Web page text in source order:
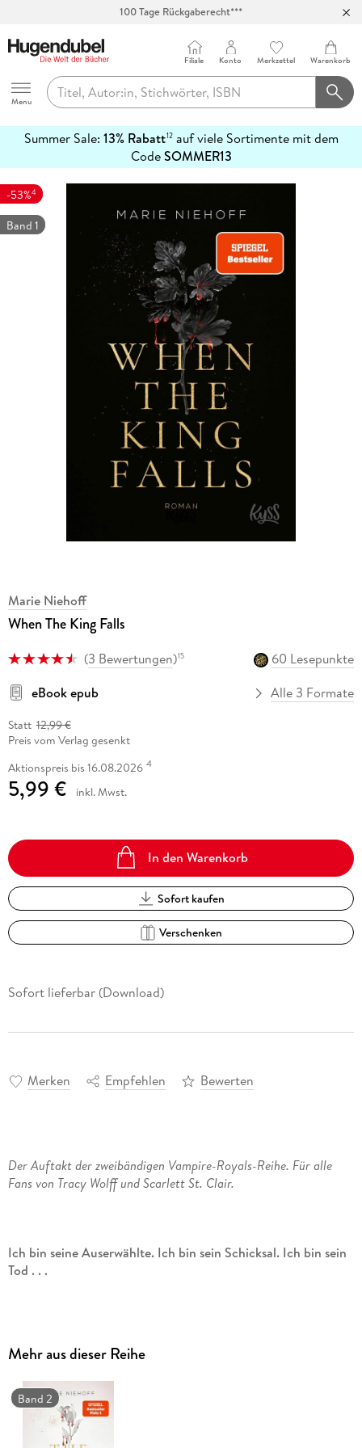
100 Tage Rückgaberecht***
Hugendubel
Menu
Filiale Konto Merkzettel Warenkorb
Summer Sale: 13% Rabatt12auf viele Sortimente mit dem
CodeSOMMER13
erfahren
-53%4
Band 1
Marie Niehoff
When The King Falls
(3 Bewertungen)15
60 Lesepunkte
eBook epub
Alle 3 Formate
Statt 12,99 €
Preis vom Verlag gesenkt
Aktionspreis bis 16.08.2026 4
5,99 € inkl. Mwst.
In den Warenkorb
Sofort kaufen
Verschenken
Sofort lieferbar (Download)
Merken Empfehlen Bewerten
Der Auftakt der zweibändigen Vampire-Royals-Reihe. Für alle
Fans von Tracy Wolff und Scarlett St. Clair.
Ich bin seine Auserwählte. Ich bin sein Schicksal. Ich bin sein
Tod . . .
Untergrund hat sich eine Rebellion gebildet. Eine Gruppe von
hinzunehmen. Auch Florence ist Teil des Widerstands und
wurde von Geburt an auf ihre bevorstehende Aufgabe
vorbereitet. Mit ihr hat die Rebellion erstmals die Chance,
Mehr aus dieser Reihe
Band 2